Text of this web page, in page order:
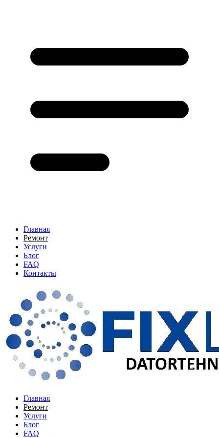
Главная
Ремонт
Услуги
Блог
FAQ
Контакты
Главная
Ремонт
Услуги
Блог
FAQ